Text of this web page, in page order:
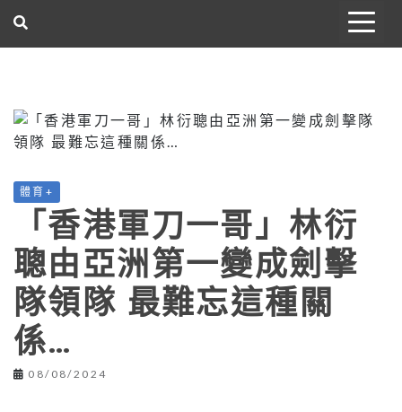
體育+
「香港軍刀一哥」林衍
聰由亞洲第一變成劍擊
隊領隊 最難忘這種關
係…
08/08/2024